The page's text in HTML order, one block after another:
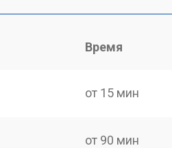
Время
от 15 мин
от 90 мин